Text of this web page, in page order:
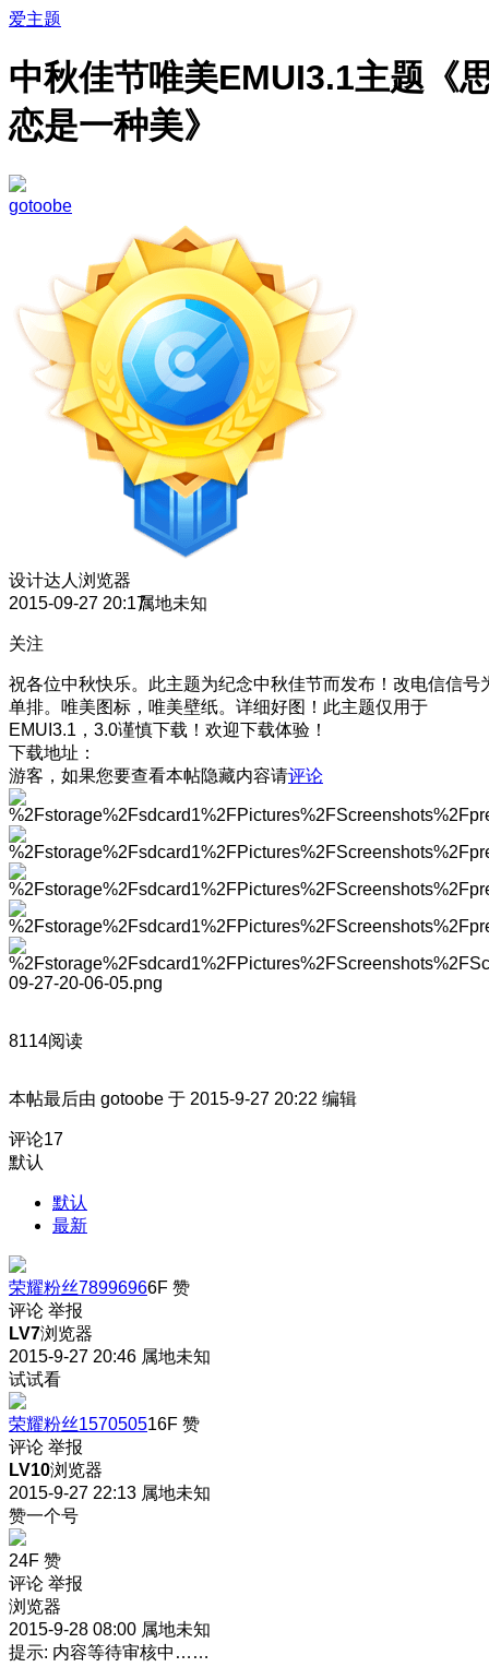
爱主题
中秋佳节唯美EMUI3.1主题《
恋是一种美》
gotoobe
设计达人 浏览器
2015-09-27 20:17属地未知
关注
祝各位中秋快乐。此主题为纪念中秋佳节而发布！改电信信号
单排。唯美图标，唯美壁纸。详细好图！此主题仅用于
EMUI3.1，3.0谨慎下载！欢迎下载体验！
下载地址：
游客，如果您要查看本帖隐藏内容请评论
8114阅读
本帖最后由 gotoobe 于 2015-9-27 20:22 编辑
评论17
默认
默认
最新
荣耀粉丝78996966F 赞
评论 举报
LV7浏览器
2015-9-27 20:46 属地未知
试试看
荣耀粉丝157050516F 赞
评论 举报
LV10浏览器
2015-9-27 22:13 属地未知
赞一个号
24F 赞
评论 举报
浏览器
2015-9-28 08:00 属地未知
提示: 内容等待审核中……